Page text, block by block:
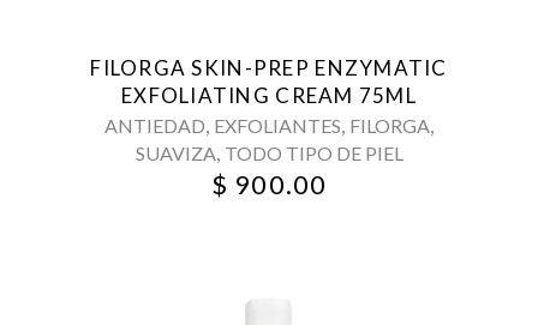
FILORGA SKIN-PREP ENZYMATIC
EXFOLIATING CREAM 75ML
ANTIEDAD, EXFOLIANTES, FILORGA,
SUAVIZA, TODO TIPO DE PIEL
$ 900.00